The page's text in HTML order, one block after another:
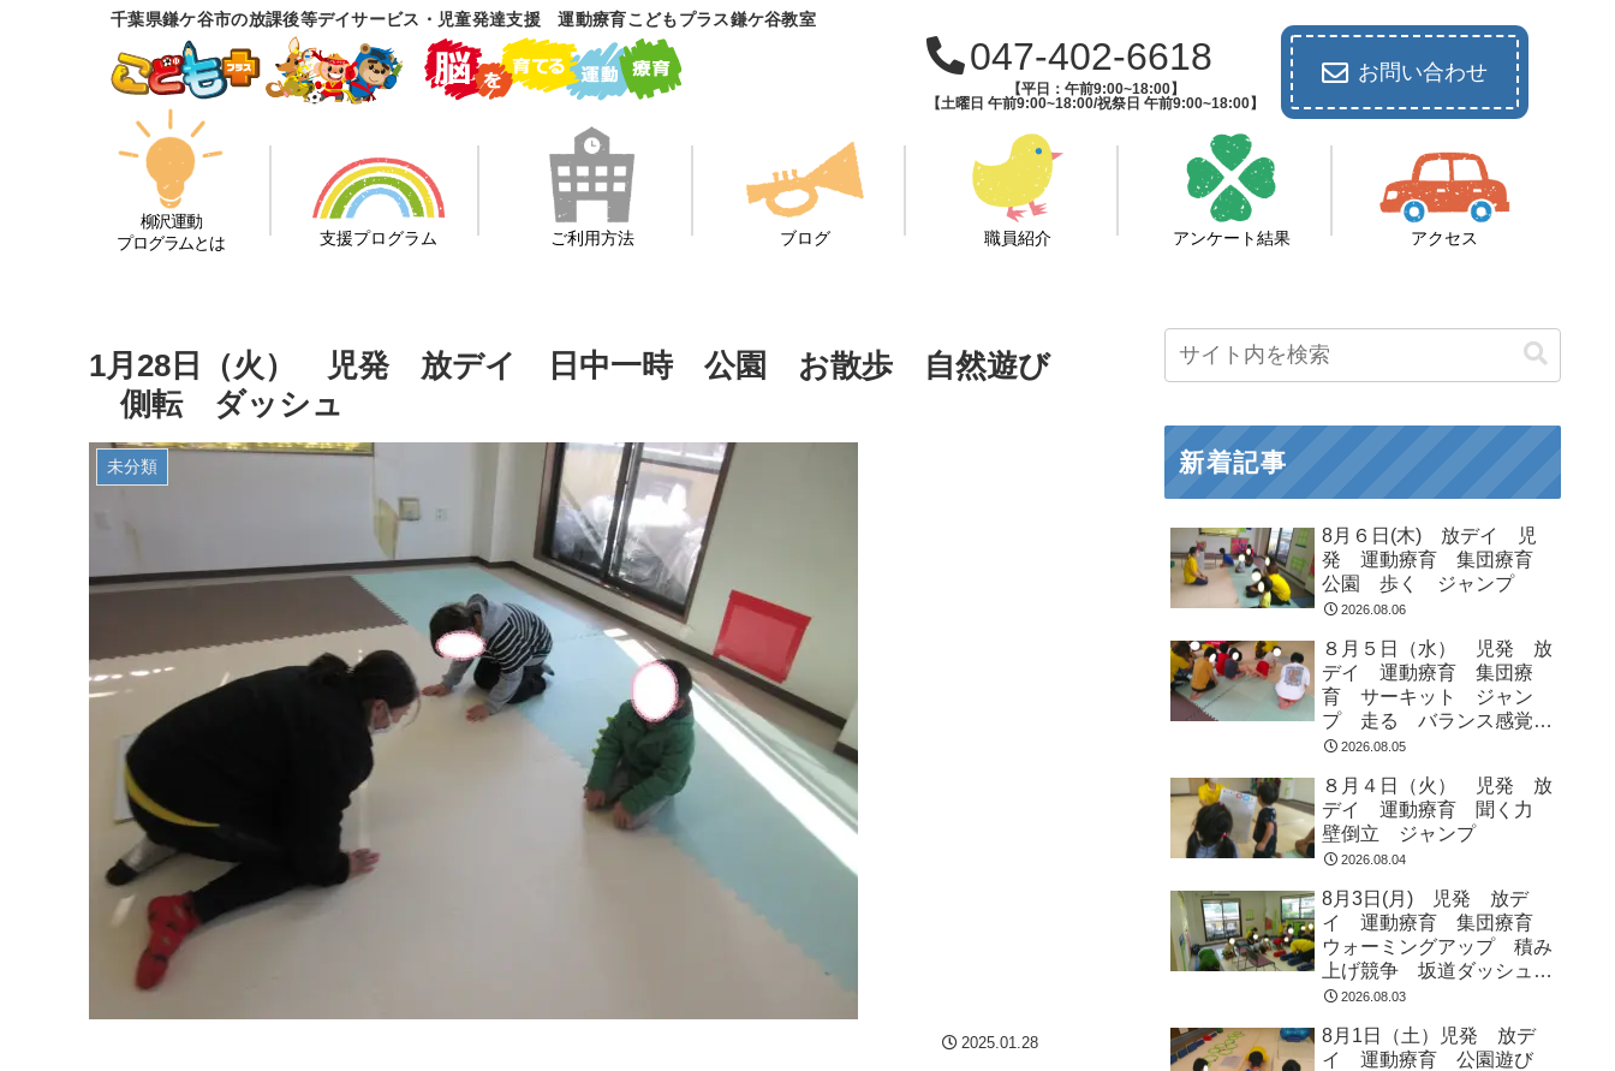
千葉県鎌ケ谷市の放課後等デイサービス・児童発達支援 運動療育こどもプラス鎌ケ谷教室
047-402-6618
【平日：午前9:00~18:00】
【土曜日 午前9:00~18:00/祝祭日 午前9:00~18:00】
お問い合わせ
柳沢運動
プログラムとは
支援プログラム ご利用方法 ブログ 職員紹介 アンケート結果 アクセス
1月28日（火） 児発 放デイ 日中一時 公園 お散歩 自然遊び
側転 ダッシュ
未分類
2025.01.28
新着記事
8月６日(木) 放デイ 児
発 運動療育 集団療育
公園 歩く ジャンプ
2026.08.06
８月５日（水） 児発 放
デイ 運動療育 集団療
育 サーキット ジャン
プ 走る バランス感覚
ラジオ体操
2026.08.05
８月４日（火） 児発 放
デイ 運動療育 聞く力
壁倒立 ジャンプ
2026.08.04
8月3日(月) 児発 放デ
イ 運動療育 集団療育
ウォーミングアップ 積み
上げ競争 坂道ダッシュ
走って歩いて お芋とク
2026.08.03
8月1日（土）児発 放デ
イ 運動療育 公園遊び